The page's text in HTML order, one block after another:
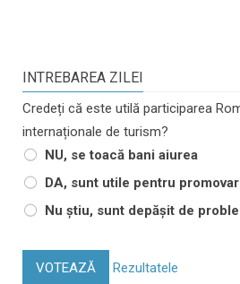
INTREBAREA ZILEI
Credeți că este utilă participarea
internaționale de turism?
NU, se toacă bani aiurea
DA, sunt utile pentru
Nu știu, sunt depășit de
VOTEAZĂ Rezultatele